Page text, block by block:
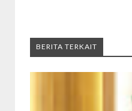
BERITA TERKAIT